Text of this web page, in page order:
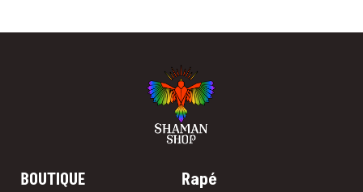
BOUTIQUE Rapé